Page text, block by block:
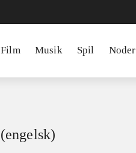
Film Musik Spil Noder
(engelsk)